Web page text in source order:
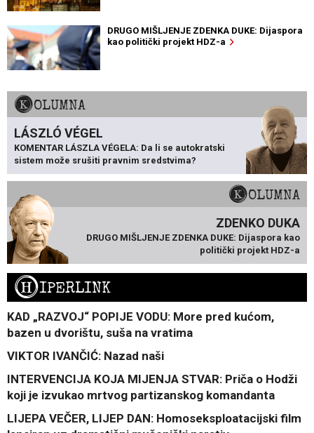
DRUGO MIŠLJENJE ZDENKA DUKE: Dijaspora
kao politički projekt HDZ-a
KOLUMNA
LÁSZLÓ VÉGEL
KOMENTAR LÁSZLA VÉGELA: Da li se autokratski
sistem može srušiti pravnim sredstvima?
KOLUMNA
ZDENKO DUKA
DRUGO MIŠLJENJE ZDENKA DUKE: Dijaspora kao
politički projekt HDZ-a
HIPERLINK
KAD „RAZVOJ“ POPIJE VODU: More pred kućom,
bazen u dvorištu, suša na vratima
VIKTOR IVANČIĆ: Nazad naši
INTERVENCIJA KOJA MIJENJA STVAR: Priča o Hodži
koji je izvukao mrtvog partizanskog komandanta
LIJEPA VEČER, LIJEP DAN: Homoseksploatacijski film